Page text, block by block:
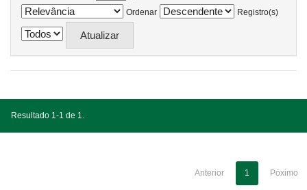
Ordenar
Registro(s)
Resultado 1-1 de 1.
Anterior 1 Póximo